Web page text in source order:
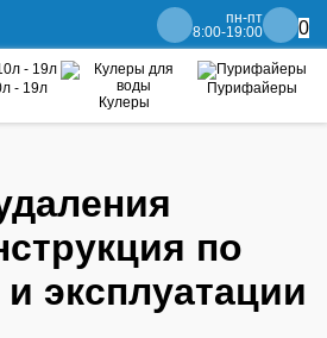
пн-пт
8:00-19:00
0
- 19л
Кулеры
Пурифайеры
по
эксплуатации